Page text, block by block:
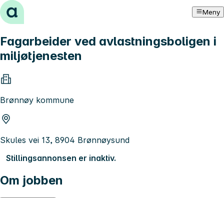
Hopp til innhold Meny
Fagarbeider ved avlastningsboligen i
miljøtjenesten
Brønnøy kommune
Skules vei 13, 8904 Brønnøysund
Stillingsannonsen er inaktiv.
Om jobben